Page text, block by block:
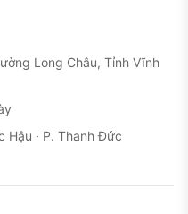
Long Châu, Tỉnh Vĩnh
Hậu · P. Thanh Đức